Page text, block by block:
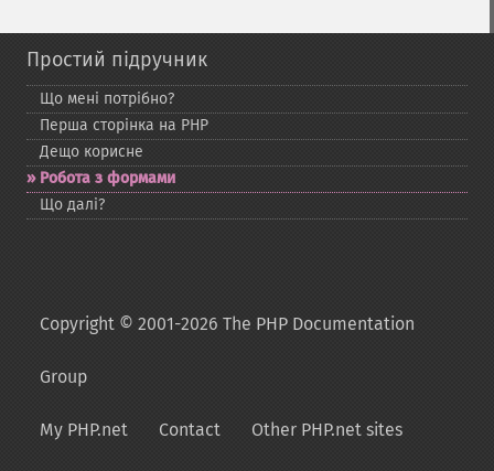
Простий підручник
Що мені потрібно?
Перша сторінка на PHP
Дещо корисне
Робота з формами
Що далі?
Copyright © 2001-2026 The PHP Documentation
Group
My PHP.net Contact Other PHP.net sites